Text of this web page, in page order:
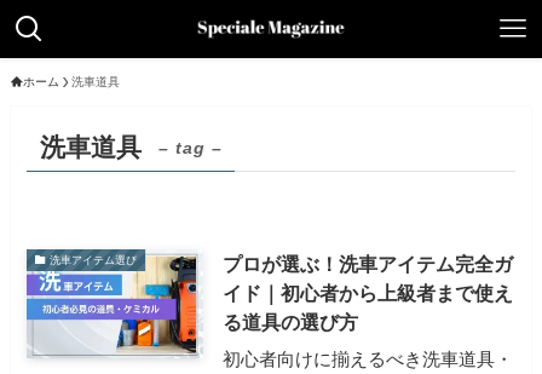
ホーム 洗車道具
洗車道具 – tag –
洗車アイテム選び
プロが選ぶ！洗車アイテム完全ガ
イド｜初心者から上級者まで使え
る道具の選び方
初心者向けに揃えるべき洗車道具・